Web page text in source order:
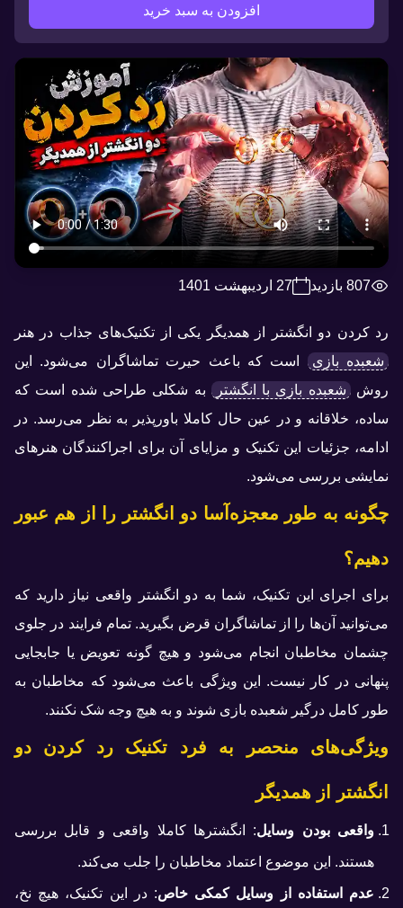
افزودن به سبد خرید
807 بازدید 27 اردیبهشت 1401
رد کردن دو انگشتر از همدیگر یکی از تکنیک‌های جذاب در هنر
شعبده بازی
است که باعث حیرت تماشاگران می‌شود. این
روش شعبده بازی با انگشتر
به شکلی طراحی شده است که
ساده، خلاقانه و در عین حال کاملا باورپذیر به نظر می‌رسد. در
ادامه، جزئیات این تکنیک و مزایای آن برای اجراکنندگان هنرهای
نمایشی بررسی می‌شود.
چگونه به طور معجزه‌آسا دو انگشتر را از هم عبور
دهیم؟
برای اجرای این تکنیک، شما به دو انگشتر واقعی نیاز دارید که
می‌توانید آن‌ها را از تماشاگران قرض بگیرید. تمام فرایند در جلوی
چشمان مخاطبان انجام می‌شود و هیچ گونه تعویض یا جابجایی
پنهانی در کار نیست. این ویژگی باعث می‌شود که مخاطبان به
طور کامل درگیر شعبده بازی شوند و به هیچ وجه شک نکنند.
ویژگی‌های منحصر به فرد تکنیک رد کردن دو
انگشتر از همدیگر
واقعی بودن وسایل: انگشترها کاملا واقعی و قابل بررسی
هستند. این موضوع اعتماد مخاطبان را جلب می‌کند.
عدم استفاده از وسایل کمکی خاص: در این تکنیک، هیچ نخ،